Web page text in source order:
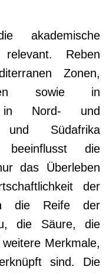
relevant. Reben
Zonen,
sowie in
in Nord- und
und Südafrika
die
das Überleben
der
die Reife der
die Säure, die
Merkmale,
sind. Die